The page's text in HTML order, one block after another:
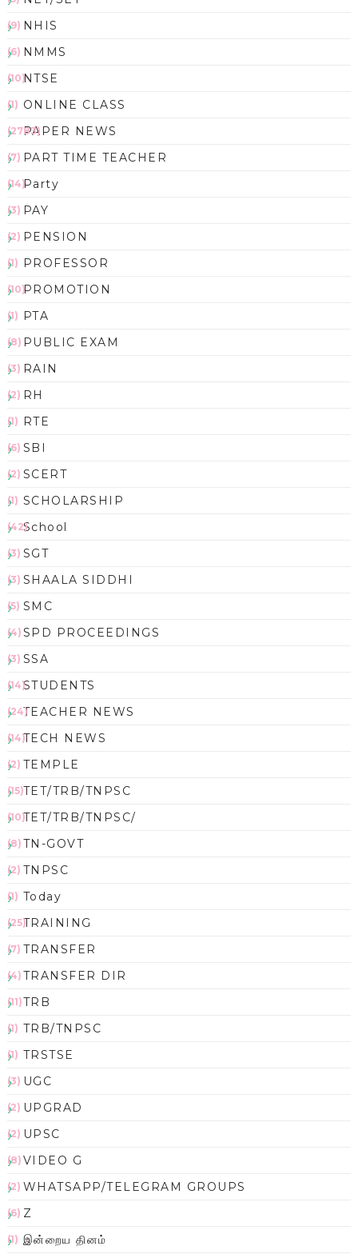
NHIS
(9)
NMMS
(6)
NTSE
(10)
ONLINE CLASS
(1)
PAPER NEWS
(2783)
PART TIME TEACHER
(7)
Party
(14)
PAY
(3)
PENSION
(2)
PROFESSOR
(1)
PROMOTION
(10)
PTA
(1)
PUBLIC EXAM
(8)
RAIN
(3)
RH
(2)
RTE
(1)
SBI
(6)
SCERT
(2)
SCHOLARSHIP
(1)
School
(42)
SGT
(3)
SHAALA SIDDHI
(3)
SMC
(5)
SPD PROCEEDINGS
(4)
SSA
(3)
STUDENTS
(14)
TEACHER NEWS
(24)
TECH NEWS
(14)
TEMPLE
(2)
TET/TRB/TNPSC
(15)
TET/TRB/TNPSC/
(10)
TN-GOVT
(8)
TNPSC
(2)
Today
(1)
TRAINING
(25)
TRANSFER
(7)
TRANSFER DIR
(4)
TRB
(11)
TRB/TNPSC
(1)
TRSTSE
(1)
UGC
(3)
UPGRAD
(2)
UPSC
(2)
VIDEO G
(8)
WHATSAPP/TELEGRAM GROUPS
(2)
Z
(6)
இன்றைய தினம்
(1)